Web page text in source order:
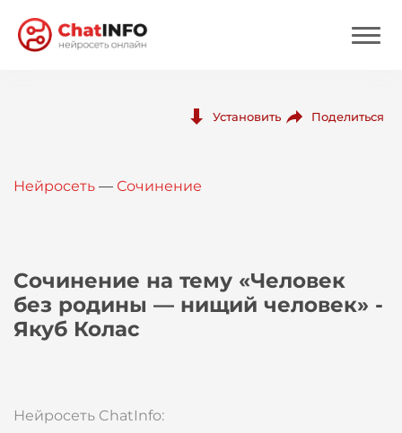
Вход
Установить Поделиться
Нейросеть — Сочинение
Сочинение на тему «Человек
без родины — нищий человек» -
Якуб Колас
Нейросеть ChatInfo: